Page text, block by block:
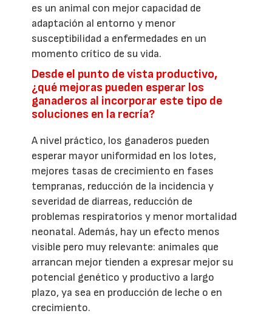
es un animal con mejor capacidad de
adaptación al entorno y menor
susceptibilidad a enfermedades en un
momento crítico de su vida.
Desde el punto de vista productivo,
¿qué mejoras pueden esperar los
ganaderos al incorporar este tipo de
soluciones en la recría?
A nivel práctico, los ganaderos pueden
esperar mayor uniformidad en los lotes,
mejores tasas de crecimiento en fases
tempranas, reducción de la incidencia y
severidad de diarreas, reducción de
problemas respiratorios y menor mortalidad
neonatal. Además, hay un efecto menos
visible pero muy relevante: animales que
arrancan mejor tienden a expresar mejor su
potencial genético y productivo a largo
plazo, ya sea en producción de leche o en
crecimiento.